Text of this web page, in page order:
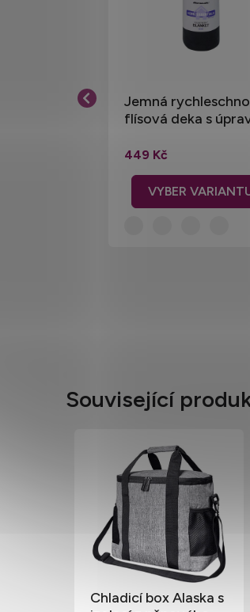
Jemná
flísová deka s
449 Kč
Související
Chladicí box Alaska s